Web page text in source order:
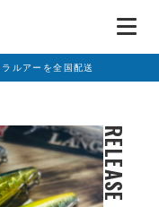
ルアーを全国配送
RELEASE